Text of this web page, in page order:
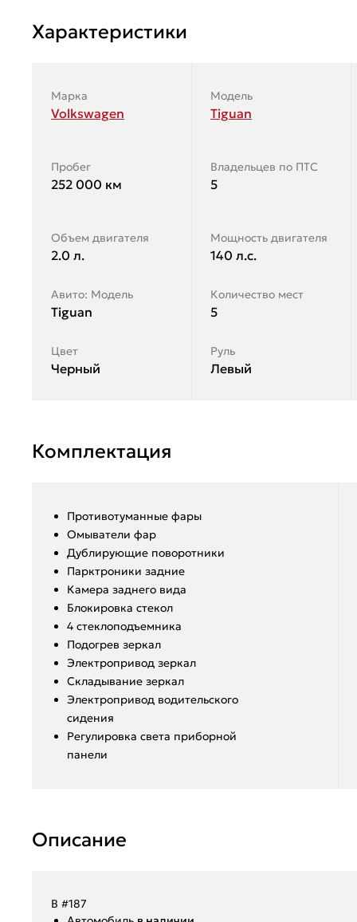
Характеристики
Марка
Volkswagen
Модель
Tiguan
Пробег
252 000 км
Владельцев по ПТС
5
Объем двигателя
2.0 л.
Мощность двигателя
140 л.с.
Авито: Модель
Tiguan
Количество мест
5
Цвет
Черный
Руль
Левый
Комплектация
Противотуманные фары
Омыватели фар
Дублирующие поворотники
Парктроники задние
Камера заднего вида
Блокировка стекол
4 стеклоподъемника
Подогрев зеркал
Электропривод зеркал
Складывание зеркал
Электропривод водительского
сидения
Регулировка света приборной
панели
Описание
В #187